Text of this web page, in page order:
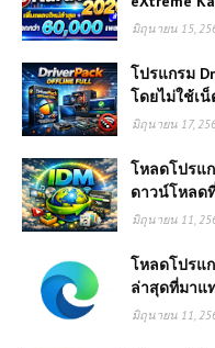
มิถุนายน 15,
โปรแกรม
โดยไม่ใช้เน็
มิถุนายน 17,
โหลดโปรแ
ดาวน์โหลด
มิถุนายน 11,
โหลดโปรแ
ล่าสุดที่มาแ
มิถุนายน 11,